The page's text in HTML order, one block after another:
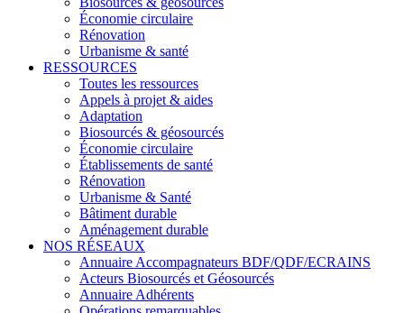
Économie circulaire
Rénovation
Urbanisme & santé
RESSOURCES
Toutes les ressources
Appels à projet & aides
Adaptation
Biosourcés & géosourcés
Économie circulaire
Établissements de santé
Rénovation
Urbanisme & Santé
Bâtiment durable
Aménagement durable
NOS RÉSEAUX
Annuaire Accompagnateurs BDF/QDF/ECRAINS
Acteurs Biosourcés et Géosourcés
Annuaire Adhérents